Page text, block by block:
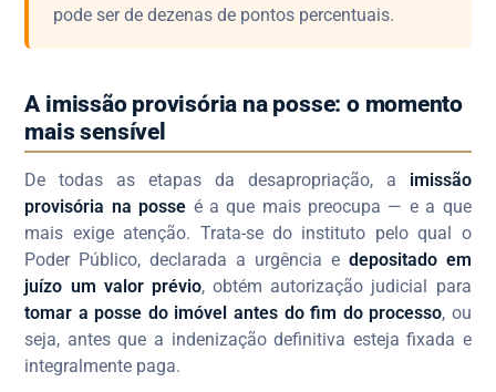
pode ser de dezenas de pontos percentuais.
A imissão provisória na posse: o momento
mais sensível
De todas as etapas da desapropriação, a imissão
provisória na posse é a que mais preocupa — e a que
mais exige atenção. Trata-se do instituto pelo qual o
Poder Público, declarada a urgência e depositado em
juízo um valor prévio, obtém autorização judicial para
tomar a posse do imóvel antes do fim do processo, ou
seja, antes que a indenização definitiva esteja fixada e
integralmente paga.